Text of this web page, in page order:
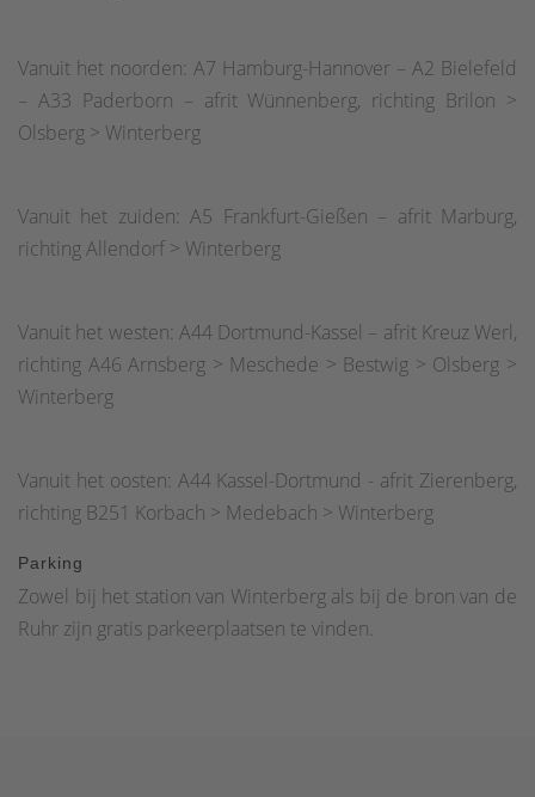
Vanuit het noorden: A7 Hamburg-Hannover – A2 Bielefeld
– A33 Paderborn – afrit Wünnenberg, richting Brilon >
Olsberg > Winterberg
Vanuit het zuiden: A5 Frankfurt-Gießen – afrit Marburg,
richting Allendorf > Winterberg
Vanuit het westen: A44 Dortmund-Kassel – afrit Kreuz Werl,
richting A46 Arnsberg > Meschede > Bestwig > Olsberg >
Winterberg
Vanuit het oosten: A44 Kassel-Dortmund - afrit Zierenberg,
richting B251 Korbach > Medebach > Winterberg
Parking
Zowel bij het station van Winterberg als bij de bron van de
Ruhr zijn gratis parkeerplaatsen te vinden.